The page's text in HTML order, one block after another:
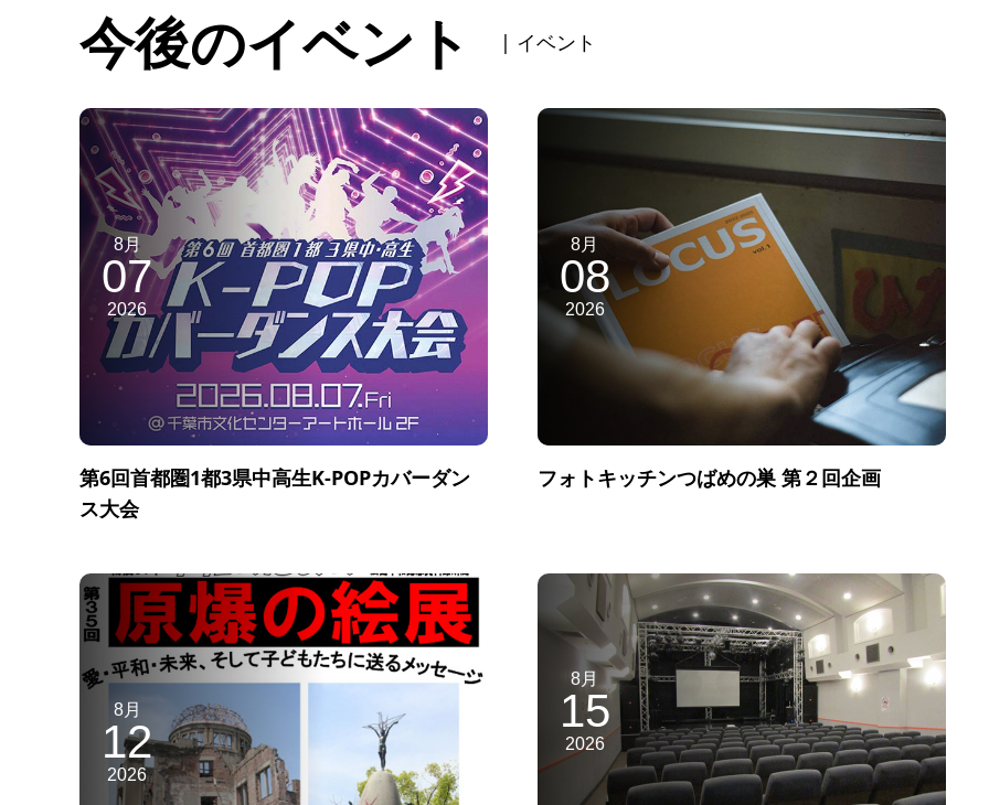
今後のイベント | イベント
8月
07
2026
第6回首都圏1都3県中高生K-POPカバーダン
ス大会
8月
08
2026
フォトキッチンつばめの巣 第２回企画
8月
12
2026
8月
15
2026